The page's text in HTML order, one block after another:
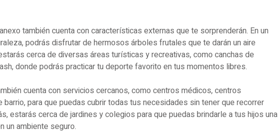
también cuenta con características externas que te sorprenderán. En un
podrás disfrutar de hermosos árboles frutales que te darán un aire
cerca de diversas áreas turísticas y recreativas, como canchas de
donde podrás practicar tu deporte favorito en tus momentos libres.
cuenta con servicios cercanos, como centros médicos, centros
para que puedas cubrir todas tus necesidades sin tener que recorrer
estarás cerca de jardines y colegios para que puedas brindarle a tus hijos una
un ambiente seguro.